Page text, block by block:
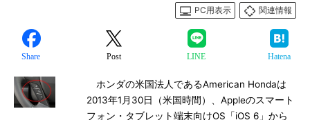
PC用表示
関連情報
Share Post LINE Hatena
ホンダの米国法人であるAmerican Hondaは
2013年1月30日（米国時間）、Appleのスマート
フォン・タブレット端末向けOS「iOS 6」から